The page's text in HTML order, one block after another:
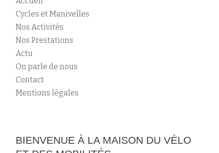
Cycles et Manivelles
Nos Activités
Nos Prestations
Actu
On parle de nous
Contact
Mentions légales
BIENVENUE À LA MAISON DU VÉLO